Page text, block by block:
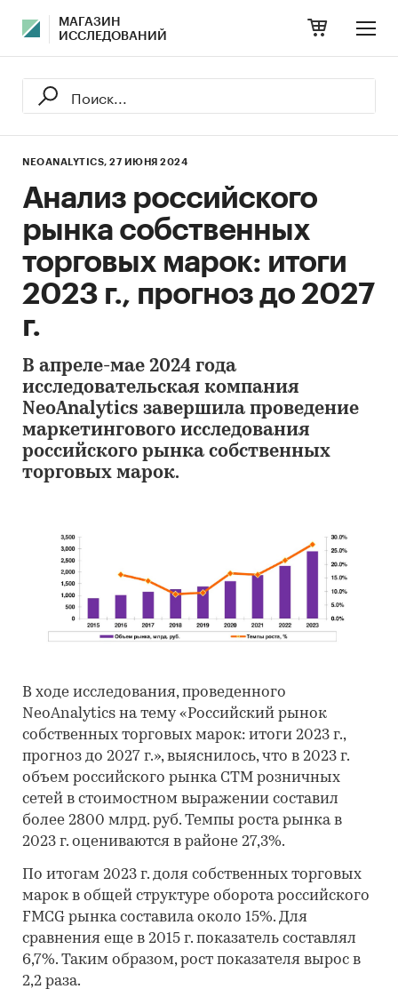
МАГАЗИН
ИССЛЕДОВАНИЙ
NEOANALYTICS, 27 ИЮНЯ 2024
Анализ российского
рынка собственных
торговых марок: итоги
2023 г., прогноз до 2027
г.
В апреле-мае 2024 года
исследовательская компания
NeoAnalytics завершила проведение
маркетингового исследования
российского рынка собственных
торговых марок.
В ходе исследования, проведенного
NeoAnalytics на тему «Российский рынок
собственных торговых марок: итоги 2023 г.,
прогноз до 2027 г.», выяснилось, что в 2023 г.
объем российского рынка СТМ розничных
сетей в стоимостном выражении составил
более 2800 млрд. руб. Темпы роста рынка в
2023 г. оцениваются в районе 27,3%.
По итогам 2023 г. доля собственных торговых
марок в общей структуре оборота российского
FMCG рынка составила около 15%. Для
сравнения еще в 2015 г. показатель составлял
6,7%. Таким образом, рост показателя вырос в
2,2 раза.